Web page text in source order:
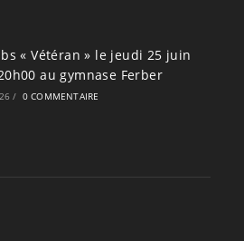
« Vétéran » le jeudi 25 juin
au gymnase Ferber
/ 0 COMMENTAIRE